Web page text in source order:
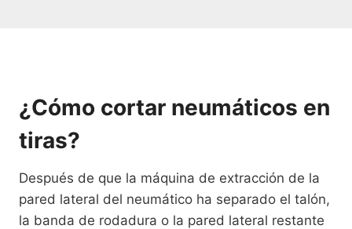
¿Cómo cortar neumáticos en
tiras?
Después de que la máquina de extracción de la
pared lateral del neumático ha separado el talón,
la banda de rodadura o la pared lateral restante